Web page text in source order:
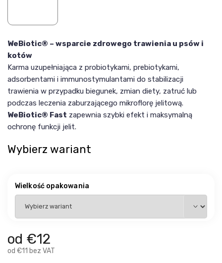
od €12
od €11 bez VAT
Wybierz wariant
Wielkość opakowania
WeBiotic® – wsparcie zdrowego trawienia u psów i
kotów
Karma uzupełniająca z probiotykami, prebiotykami,
adsorbentami i immunostymulantami do stabilizacji
trawienia w przypadku biegunek, zmian diety, zatruć lub
podczas leczenia zaburzającego mikroflorę jelitową.
WeBiotic® Fast zapewnia szybki efekt i maksymalną
ochronę funkcji jelit.